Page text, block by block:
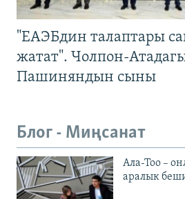
"ЕАЭБдин талаптары
жатат". Чолпон-
Пашиняндын сыны
Блог - Миңсанат
Ала-Тоо –
аралык